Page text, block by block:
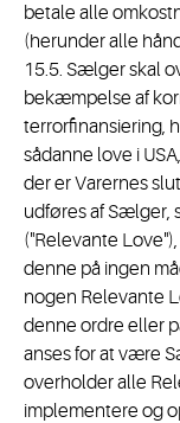
betale alle
(herunder alle
15.5. Sælger skal
bekæmpelse af
terrorfinansiering,
sådanne love i
der er Varernes
udføres af Sælger,
("Relevante
denne på ingen
nogen Relevante
denne ordre eller
anses for at være
overholder alle
implementere og